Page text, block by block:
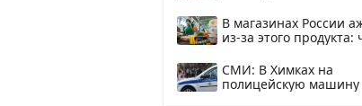
В магазинах России
из-за этого продукта:
СМИ: В Химках на
полицейскую